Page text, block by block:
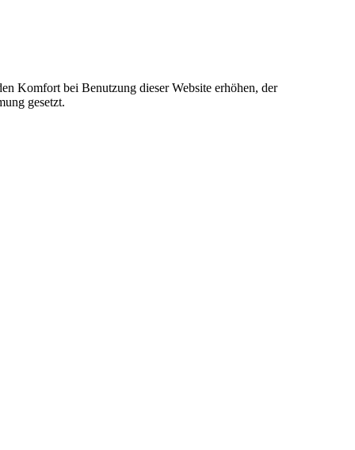
Komfort bei Benutzung dieser Website erhöhen, der
gesetzt.